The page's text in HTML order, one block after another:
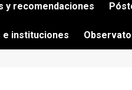
y recomendaciones
instituciones